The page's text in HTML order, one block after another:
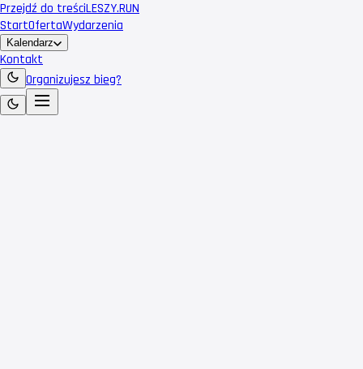
Przejdź do treściLESZY.RUN
StartOfertaWydarzenia
Kalendarz
Kontakt
Organizujesz bieg?